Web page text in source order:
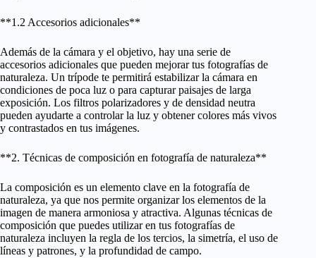
**1.2 Accesorios adicionales**
Además de la cámara y el objetivo, hay una serie de
accesorios adicionales que pueden mejorar tus fotografías de
naturaleza. Un trípode te permitirá estabilizar la cámara en
condiciones de poca luz o para capturar paisajes de larga
exposición. Los filtros polarizadores y de densidad neutra
pueden ayudarte a controlar la luz y obtener colores más vivos
y contrastados en tus imágenes.
**2. Técnicas de composición en fotografía de naturaleza**
La composición es un elemento clave en la fotografía de
naturaleza, ya que nos permite organizar los elementos de la
imagen de manera armoniosa y atractiva. Algunas técnicas de
composición que puedes utilizar en tus fotografías de
naturaleza incluyen la regla de los tercios, la simetría, el uso de
líneas y patrones, y la profundidad de campo.